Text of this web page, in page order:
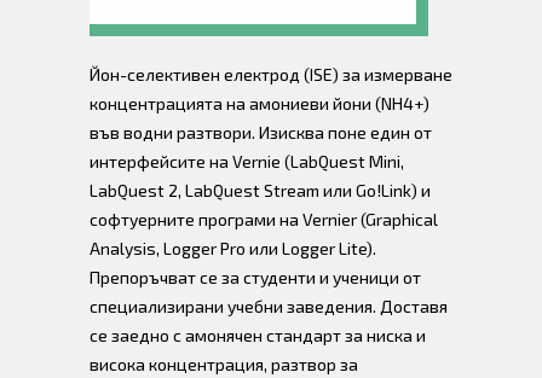
Йон-селективен електрод (ISE) за измерване
концентрацията на амониеви йони (NH4+)
във водни разтвори. Изисква поне един от
интерфейсите на Vernie (LabQuest Mini,
LabQuest 2, LabQuest Stream или Go!Link) и
софтуерните програми на Vernier (Graphical
Analysis, Logger Pro или Logger Lite).
Препоръчват се за студенти и ученици от
специализирани учебни заведения. Доставя
се заедно с амонячен стандарт за ниска и
висока концентрация, разтвор за